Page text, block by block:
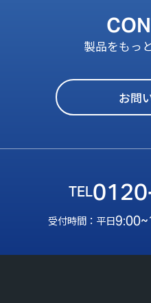
製品をもっ
お問
受付時間：平日